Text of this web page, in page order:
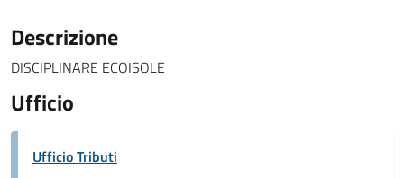
Descrizione
DISCIPLINARE ECOISOLE
Ufficio
Ufficio Tributi